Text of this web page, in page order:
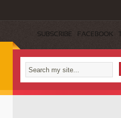
SUBSCRIBE FACEBOOK